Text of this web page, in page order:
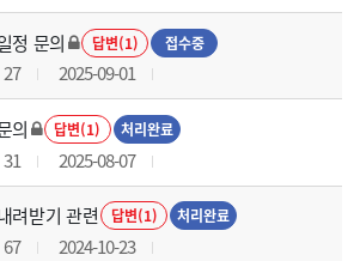
정 문의 답변(1) 접수중
27 2025-09-01
의 답변(1) 처리완료
31 2025-08-07
려받기 관련 답변(1) 처리완료
67 2024-10-23